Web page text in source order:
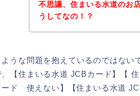
不思議、住まいる水道のお
うしてなの！？
ような問題を抱えているのではない
、【住まいる水道 JCBカード】【
ド 使えない】【住まいる水道